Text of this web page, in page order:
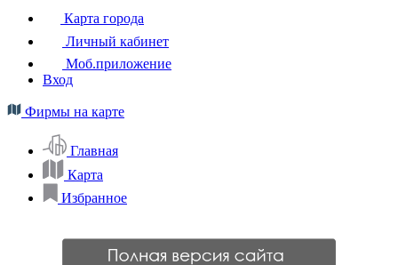
Карта города
Личный кабинет
Моб.приложение
Вход
Фирмы на карте
Главная
Карта
Избранное